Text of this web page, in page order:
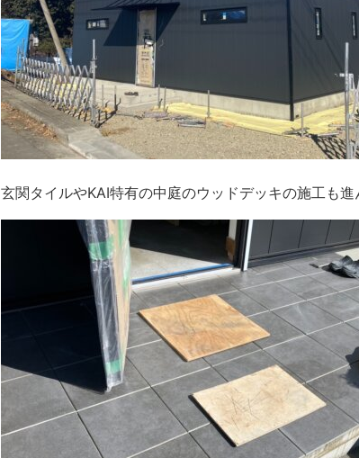
玄関タイルやKAI特有の中庭のウッドデッキの施工も進